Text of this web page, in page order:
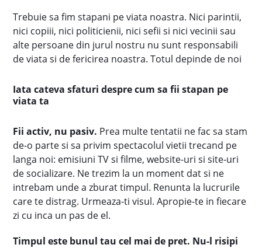
Trebuie sa fim stapani pe viata noastra. Nici parintii,
nici copiii, nici politicienii, nici sefii si nici vecinii sau
alte persoane din jurul nostru nu sunt responsabili
de viata si de fericirea noastra. Totul depinde de noi
Iata cateva sfaturi despre cum sa fii stapan pe
viata ta
Fii activ, nu pasiv. Prea multe tentatii ne fac sa stam
de-o parte si sa privim spectacolul vietii trecand pe
langa noi: emisiuni TV si filme, website-uri si site-uri
de socializare. Ne trezim la un moment dat si ne
intrebam unde a zburat timpul. Renunta la lucrurile
care te distrag. Urmeaza-ti visul. Apropie-te in fiecare
zi cu inca un pas de el.
Timpul este bunul tau cel mai de pret. Nu-l risipi